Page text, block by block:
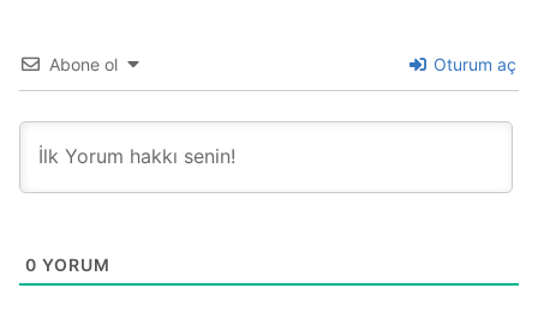
Abone ol Oturum aç
0 YORUM